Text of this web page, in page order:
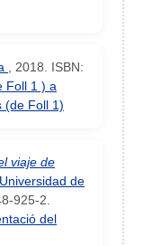
2018
ISBN:
Foll 1 ) a
(de Foll 1)
viaje de
de
925-2
del